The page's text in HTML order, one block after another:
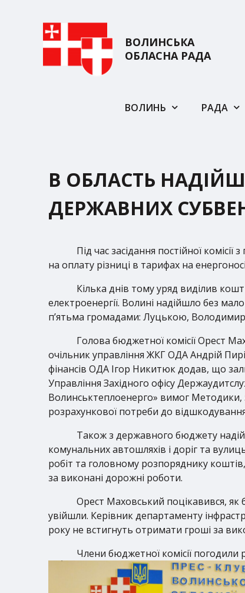
ВОЛИНСЬКА
ОБЛАСНА РАДА
ВОЛИНЬ РАДА
В ОБЛАСТЬ
ДЕРЖАВНИХ
Під час засідання постійної
на оплату різниці в тарифах на
Кілька днів тому уряд виділив
електроенергії. Волині надійшло без
п’ятьма громадами: Луцькою,
Голова бюджетної комісії Орест
очільник управління ЖКГ ОДА Андрій
фінансів ОДА Ігор Никитюк додав, що
Управління Західного офісу
Волинськтеплоенерго» вимог Методики,
розрахункової потреби до
Також з державного бюджету
комунальних автошляхів і доріг та
робіт та головному розпоряднику
за виконані дорожні роботи.
Орест Маховський поцікавився, як
увійшли. Керівник департаменту
року не встигнуть отримати гроші за
Члени бюджетної комісії погодили